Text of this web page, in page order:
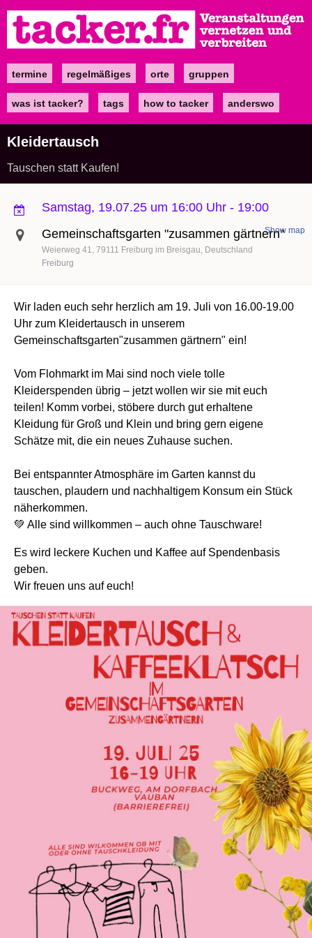
zum
Inhalt
Maintermine regelmäßiges orte gruppen
was ist tacker? tags how to tacker anderswo
Kleidertausch
Tauschen statt Kaufen!
Samstag, 19.07.25 um 16:00 Uhr - 19:00
Gemeinschaftsgarten "zusammen gärtnern"
Weierweg 41 79111 Freiburg im Breisgau Deutschland
Show map
Freiburg
Wir laden euch sehr herzlich am 19. Juli von 16.00-19.00
Uhr zum Kleidertausch in unserem
Gemeinschaftsgarten"zusammen gärtnern" ein!
Vom Flohmarkt im Mai sind noch viele tolle
Kleiderspenden übrig – jetzt wollen wir sie mit euch
teilen! Komm vorbei, stöbere durch gut erhaltene
Kleidung für Groß und Klein und bring gern eigene
Schätze mit, die ein neues Zuhause suchen.
Bei entspannter Atmosphäre im Garten kannst du
tauschen, plaudern und nachhaltigem Konsum ein Stück
näherkommen.
💚 Alle sind willkommen – auch ohne Tauschware!
Es wird leckere Kuchen und Kaffee auf Spendenbasis
geben.
Wir freuen uns auf euch!